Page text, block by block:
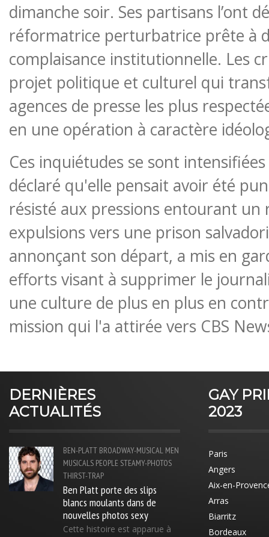
dimanche soir. Ses partisans l’ont
réformatrice perturbatrice prête à
complaisance institutionnelle. Les
projet politique et culturel qui
agences de presse les plus
en une opération à caractère
Ces inquiétudes se sont
déclaré qu'elle pensait avoir été
résisté aux pressions entourant un
expulsions vers une prison
annonçant son départ, a mis en
efforts visant à supprimer le
une culture de plus en plus en
mission qui l'a attirée vers CBS
DERNIÈRES
ACTUALITÉS
BEN-PLATT BROADWAY-MUSICAL MEN
MUSICALS PEOPLE STEAMY-PHOTOS
THIRST-TRAP
Ben Platt porte des slips
blancs moulants dans de
nouvelles photos sexy
Cette histoire est apparue à
GAY
2023
Paris
Angers
Aix-en-
Arras
Biarritz
Bordeaux